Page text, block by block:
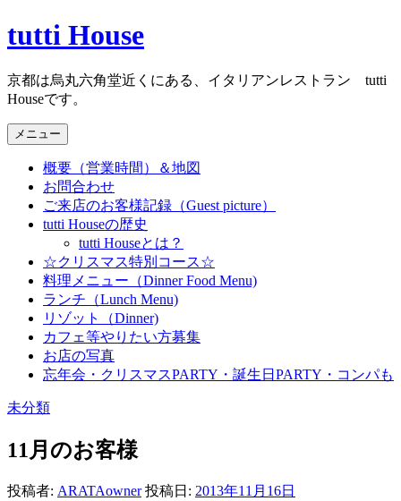
コ
ン
ン
ツ
へ
ス
tutti House
京都は烏丸六角堂近くにある、イタリアンレストラン tutti
Houseです。
メニュー
概要（営業時間）＆地図
お問合わせ
ご来店のお客様記録（Guest picture）
tutti Houseの歴史
tutti Houseとは？
☆クリスマス特別コース☆
料理メニュー（Dinner Food Menu)
ランチ（Lunch Menu)
リゾット（Dinner)
カフェ等やりたい方募集
お店の写真
忘年会・クリスマスPARTY・誕生日PARTY・コンパも
未分類
11月のお客様
投稿者: ARATAowner投稿日: 2013年11月16日